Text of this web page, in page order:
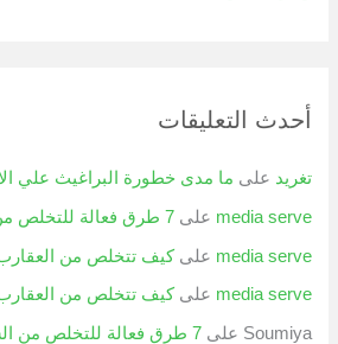
أحدث التعليقات
تغريد على ما مدى خطورة البراغيث علي
media serve على7 طرق فعالة للتخلص من السحالي المنزلية
media serve علىكيف تتخلص من
media serve علىكيف تتخلص من
Soumiya على7 طرق فعالة للتخلص من السحالي المنزلية